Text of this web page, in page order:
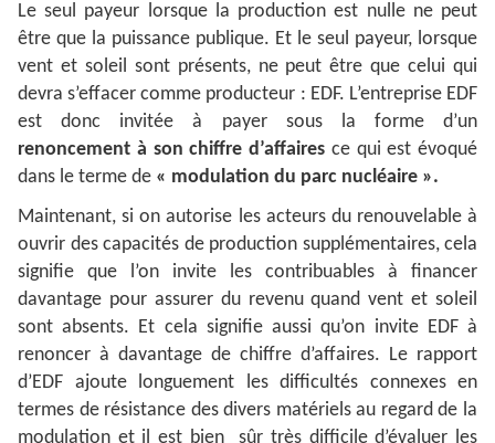
Le seul payeur lorsque la production est nulle ne peut
être que la puissance publique. Et le seul payeur, lorsque
vent et soleil sont présents, ne peut être que celui qui
devra s’effacer comme producteur : EDF. L’entreprise EDF
est donc invitée à payer sous la forme d’un
renoncement à son chiffre d’affaires ce qui est évoqué
dans le terme de « modulation du parc nucléaire ».
Maintenant, si on autorise les acteurs du renouvelable à
ouvrir des capacités de production supplémentaires, cela
signifie que l’on invite les contribuables à financer
davantage pour assurer du revenu quand vent et soleil
sont absents. Et cela signifie aussi qu’on invite EDF à
renoncer à davantage de chiffre d’affaires. Le rapport
d’EDF ajoute longuement les difficultés connexes en
termes de résistance des divers matériels au regard de la
modulation et il est bien sûr très difficile d’évaluer les